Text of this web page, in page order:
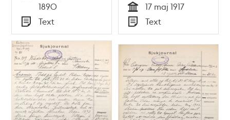
1890
Typ
Text Tid
17 maj 1917
Typ
Text